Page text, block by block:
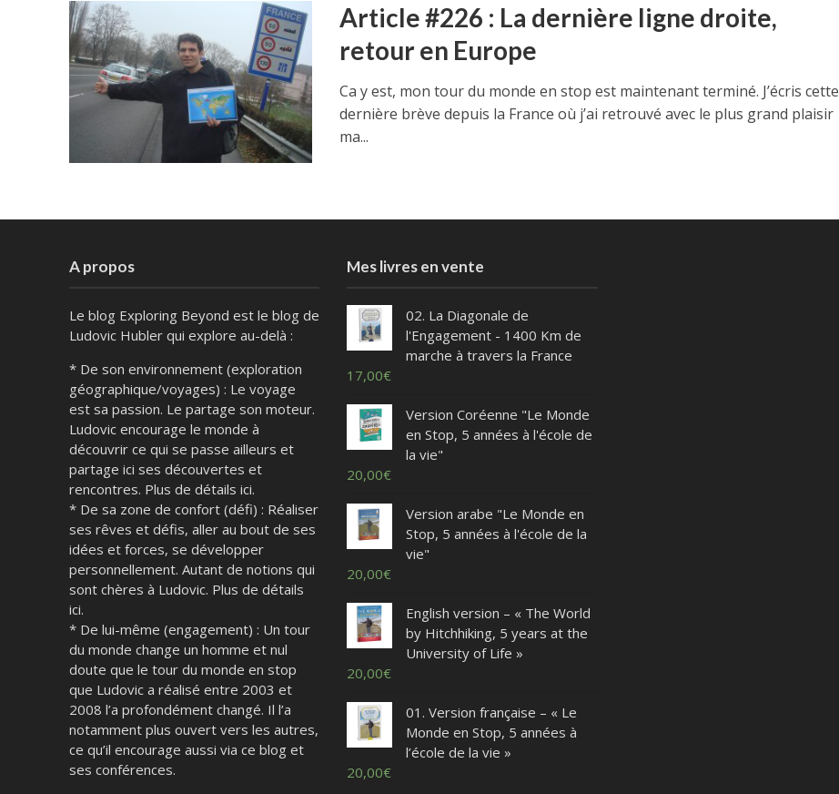
Article #226 : La dernière ligne droite,
retour en Europe
Ca y est, mon tour du monde en stop est maintenant terminé. J’écris cette
dernière brève depuis la France où j’ai retrouvé avec le plus grand plaisir
ma...
A propos
Le blog Exploring Beyond est le blog de
Ludovic Hubler qui explore au-delà :
* De son environnement (exploration
géographique/voyages) : Le voyage
est sa passion. Le partage son moteur.
Ludovic encourage le monde à
découvrir ce qui se passe ailleurs et
partage ici ses découvertes et
rencontres. Plus de détails ici.
* De sa zone de confort (défi) : Réaliser
ses rêves et défis, aller au bout de ses
idées et forces, se développer
personnellement. Autant de notions qui
sont chères à Ludovic. Plus de détails
ici.
* De lui-même (engagement) : Un tour
du monde change un homme et nul
doute que le tour du monde en stop
que Ludovic a réalisé entre 2003 et
2008 l’a profondément changé. Il l’a
notamment plus ouvert vers les autres,
ce qu’il encourage aussi via ce blog et
ses conférences.
Mes livres en vente
02. La Diagonale de
l'Engagement - 1400 Km de
marche à travers la France
17,00€
Version Coréenne "Le Monde
en Stop, 5 années à l'école de
la vie"
20,00€
Version arabe "Le Monde en
Stop, 5 années à l'école de la
vie"
20,00€
English version – « The World
by Hitchhiking, 5 years at the
University of Life »
20,00€
01. Version française – « Le
Monde en Stop, 5 années à
l’école de la vie »
20,00€